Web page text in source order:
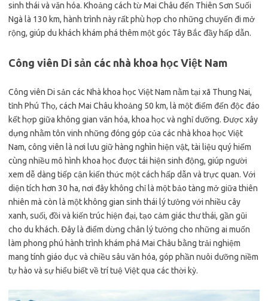
sinh thái và văn hóa. Khoảng cách từ Mai Châu đến Thiên Sơn Suối
Ngà là 130 km, hành trình này rất phù hợp cho những chuyến đi mở
rộng, giúp du khách khám phá thêm một góc Tây Bắc đầy hấp dẫn.
Công viên Di sản các nhà khoa học Việt Nam
Công viên Di sản các Nhà khoa học Việt Nam nằm tại xã Thung Nai,
tỉnh Phú Thọ, cách Mai Châu khoảng 50 km, là một điểm đến độc đáo
kết hợp giữa không gian văn hóa, khoa học và nghỉ dưỡng. Được xây
dựng nhằm tôn vinh những đóng góp của các nhà khoa học Việt
Nam, công viên là nơi lưu giữ hàng nghìn hiện vật, tài liệu quý hiếm
cùng nhiều mô hình khoa học được tái hiện sinh động, giúp người
xem dễ dàng tiếp cận kiến thức một cách hấp dẫn và trực quan. Với
diện tích hơn 30 ha, nơi đây không chỉ là một bảo tàng mở giữa thiên
nhiên mà còn là một không gian sinh thái lý tưởng với nhiều cây
xanh, suối, đồi và kiến trúc hiện đại, tạo cảm giác thư thái, gần gũi
cho du khách. Đây là điểm dừng chân lý tưởng cho những ai muốn
làm phong phú hành trình khám phá Mai Châu bằng trải nghiệm
mang tính giáo dục và chiều sâu văn hóa, góp phần nuôi dưỡng niềm
tự hào và sự hiểu biết về trí tuệ Việt qua các thời kỳ.